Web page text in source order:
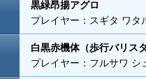
黒緑昂揚アグロ
プレイヤー：スギタ ワタ
白黒赤機体（歩行バリスタ
プレイヤー：フルサワ シ